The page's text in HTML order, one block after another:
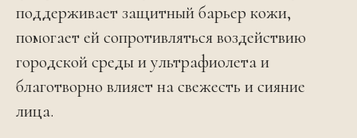
поддерживает защитный барьер кожи,
помогает ей сопротивляться воздействию
городской среды и ультрафиолета и
благотворно влияет на свежесть и сияние
лица.